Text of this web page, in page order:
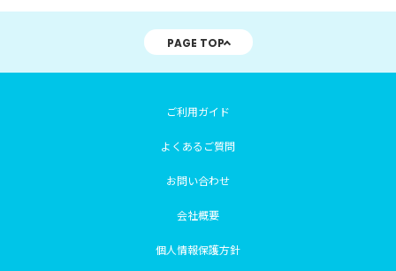
PAGE TOP
ご利用ガイド
よくあるご質問
お問い合わせ
会社概要
個人情報保護方針